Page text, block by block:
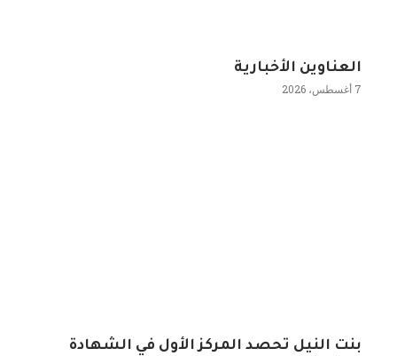
العناوين الأخبارية
7 أغسطس، 2026
بنت النيل تحصد المركز الأول في الشهادة